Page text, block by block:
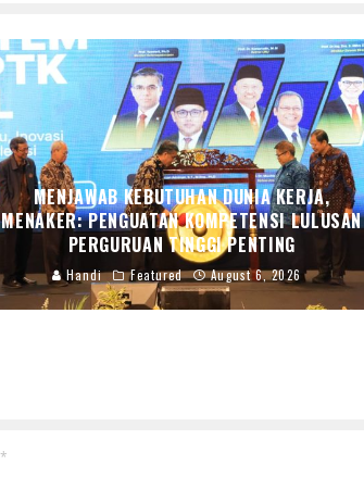
MENJAWAB KEBUTUHAN DUNIA KERJA,
MENAKER: PENGUATAN KOMPETENSI LULUSAN
PERGURUAN TINGGI PENTING
Handi Featured August 6, 2026
*